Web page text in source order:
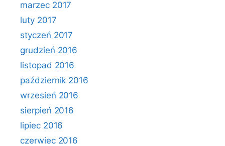
marzec 2017
luty 2017
styczeń 2017
grudzień 2016
listopad 2016
październik 2016
wrzesień 2016
sierpień 2016
lipiec 2016
czerwiec 2016